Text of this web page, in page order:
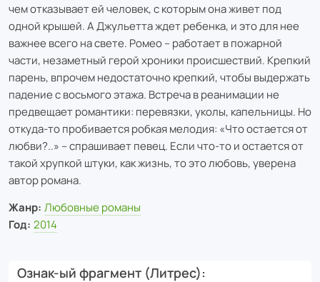
чем отказывает ей человек, с которым она живет под
одной крышей. А Джульетта ждет ребенка, и это для нее
важнее всего на свете. Ромео – работает в пожарной
части, незаметный герой хроники происшествий. Крепкий
парень, впрочем недостаточно крепкий, чтобы выдержать
падение с восьмого этажа. Встреча в реанимации не
предвещает романтики: перевязки, уколы, капельницы. Но
откуда-то пробивается робкая мелодия: «Что остается от
любви?..» – спрашивает певец. Если что-то и остается от
такой хрупкой штуки, как жизнь, то это любовь, уверена
автор романа.
Жанр: Любовные романы
Год: 2014
Ознак-ый фрагмент (Литрес)